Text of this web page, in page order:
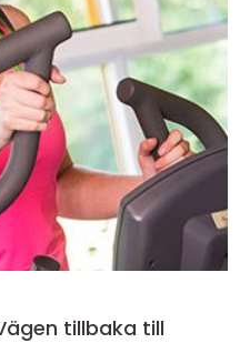
tillbaka till